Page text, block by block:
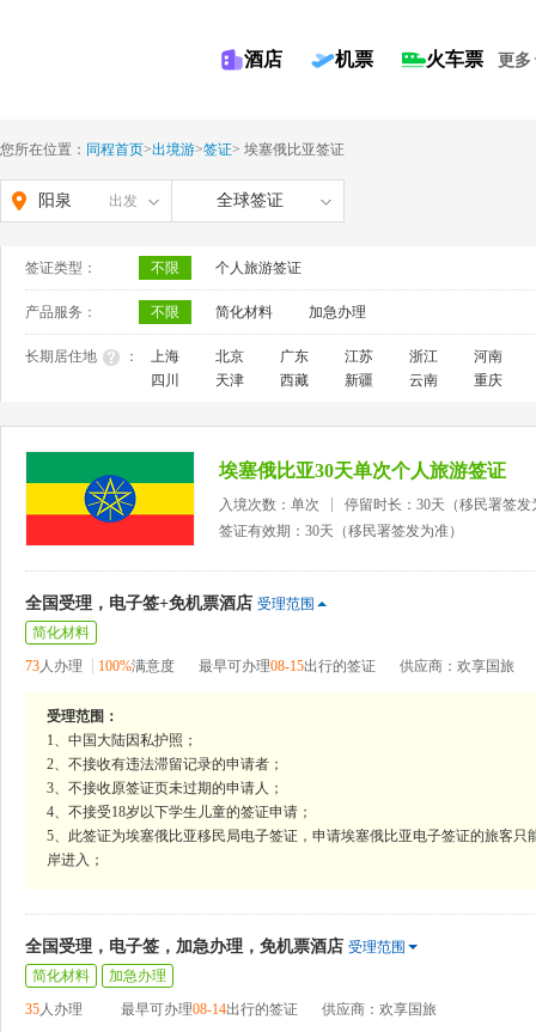
酒店 机票 火车票 更多
您所在位置： 同程首页>出境游>签证> 埃塞俄比亚签证
阳泉 出发 全球签证
签证类型： 不限 个人旅游签证
产品服务： 不限 简化材料 加急办理
长期居住地 ： 上海 北京 广东 江苏 浙江
河南
四川
天津 西藏 新疆 云南 重庆
埃塞俄比亚30天单次个人旅游签证
入境次数：单次
停留时长：30天（移民署签发
签证有效期：30天（移民署签发为准）
全国受理，电子签+免机票酒店 受理范围
简化材料
73人办理 100%满意度 最早可办理08-15出行的签证 供应商：欢享国旅
受理范围：
1、中国大陆因私护照；
2、不接收有违法滞留记录的申请者；
3、不接收原签证页未过期的申请人；
4、不接受18岁以下学生儿童的签证申请；
5、此签证为埃塞俄比亚移民局电子签证，申请埃塞俄比亚电子签证的旅客
岸进入；
全国受理，电子签，加急办理，免机票酒店 受理范围
简化材料
加急办理
35人办理 最早可办理08-14出行的签证 供应商：欢享国旅